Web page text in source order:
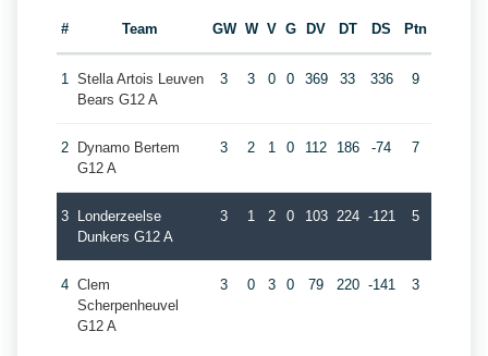
# Team GW W V G DV DT DS Ptn
1 Stella Artois Leuven
Bears G12 A
3 3 0 0 369 33 336 9
2
Dynamo Bertem
G12 A
3 2 1 0 112 186 -74 7
3
Londerzeelse
Dunkers G12 A
3 1 2 0 103 224 -121 5
4 Clem
Scherpenheuvel
G12 A
3 0 3 0 79 220 -141 3